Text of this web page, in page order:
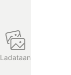
Ladataan